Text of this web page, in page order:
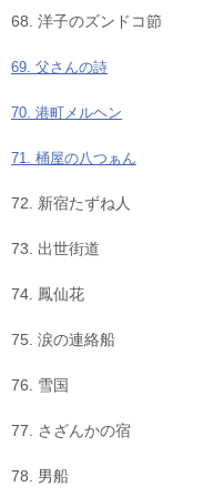
68. 洋子のズンドコ節
69. 父さんの詩
70. 港町メルヘン
71. 桶屋の八つぁん
72. 新宿たずね人
73. 出世街道
74. 鳳仙花
75. 涙の連絡船
76. 雪国
77. さざんかの宿
78. 男船